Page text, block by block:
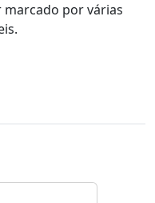
por várias